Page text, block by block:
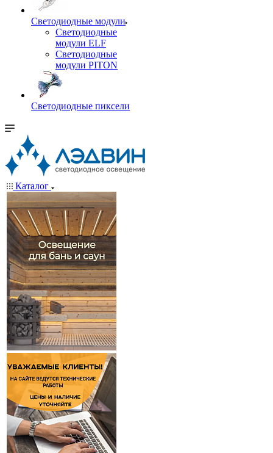
Светодиодные модули
Светодиодные
модули ELF
Светодиодные
модули PITON
Светодиодные пиксели
Каталог